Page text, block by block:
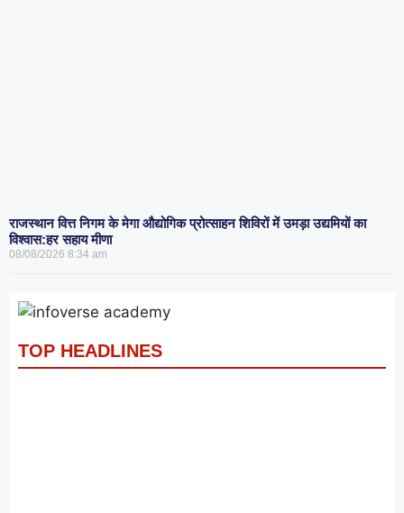
राजस्थान वित्त निगम के मेगा औद्योगिक प्रोत्साहन शिविरों में उमड़ा उद्यमियों का
विश्वास:हर सहाय मीणा
08/08/2026 8:34 am
TOP HEADLINES